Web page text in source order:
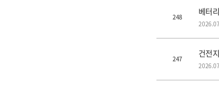
248 베터
247 건전